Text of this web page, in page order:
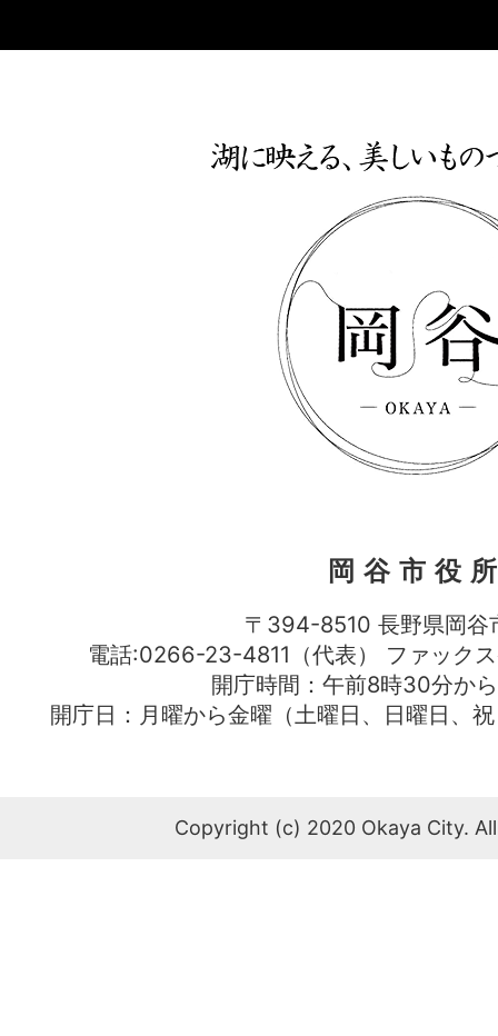
岡谷市役
〒394-8510 長野県岡谷
電話:0266-23-4811（代表） ファッ
開庁時間：午前8時30分か
開庁日：月曜から金曜（土曜日、日曜日、
Copyright (c) 2020 Okaya City.